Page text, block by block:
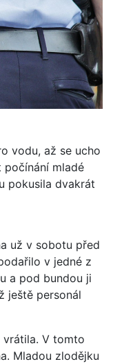
vodu, až se ucho
počínání mladé
pokusila dvakrát
už v sobotu před
v jedné z
a pod bundou ji
ještě personál
vrátila. V tomto
Mladou zlodějku